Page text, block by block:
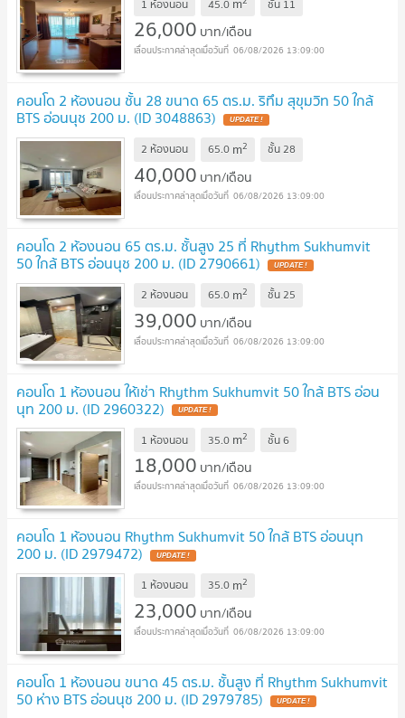
1 ห้องนอน 45.0 ชั้น 11
26,000 บาท/เดือน
06/08/2026 13:09:00
คอนโด 2 ห้องนอน ชั้น 28 ขนาด 65 ตร.ม. ริทึม สุขุมวิท 50 ใกล้
BTS อ่อนนุช 200 ม. (ID 3048863) UPDATE !
2 ห้องนอน 65.0 m2 ชั้น28
40,000 บาท/เดือน
06/08/2026 13:09:00
คอนโด 2 ห้องนอน 65 ตร.ม. ชั้นสูง 25 ที่ Rhythm Sukhumvit
50 ใกล้ BTS อ่อนนุช 200 ม. (ID 2790661) UPDATE !
2 ห้องนอน 65.0 m2 ชั้น25
39,000 บาท/เดือน
06/08/2026 13:09:00
คอนโด 1 ห้องนอน ให้เช่า Rhythm Sukhumvit 50 ใกล้ BTS อ่อน
นุท 200 ม. (ID 2960322) UPDATE !
1 ห้องนอน 35.0 m2 ชั้น6
18,000 บาท/เดือน
06/08/2026 13:09:00
คอนโด 1 ห้องนอน Rhythm Sukhumvit 50 ใกล้ BTS อ่อนนุท
200 ม. (ID 2979472) UPDATE !
1 ห้องนอน 35.0 m2
23,000 บาท/เดือน
06/08/2026 13:09:00
คอนโด 1 ห้องนอน ขนาด 45 ตร.ม. ชั้นสูง ที่ Rhythm Sukhumvit
50 ห่าง BTS อ่อนนุช 200 ม. (ID 2979785) UPDATE !